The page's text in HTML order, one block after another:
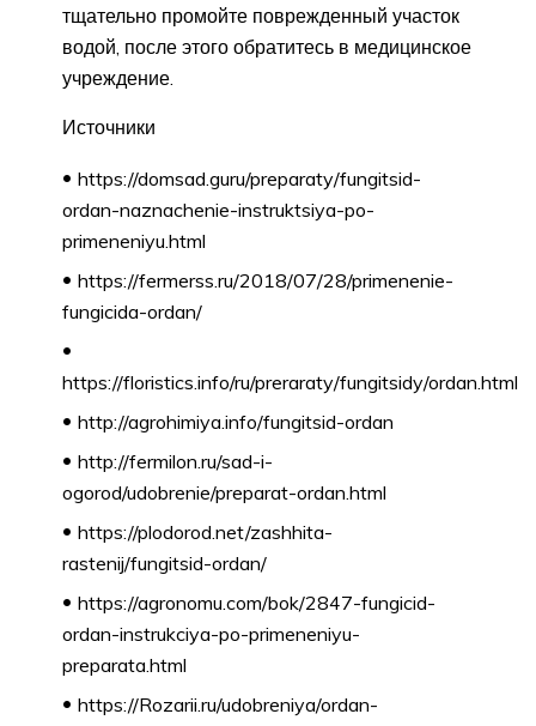
тщательно промойте поврежденный участок
водой, после этого обратитесь в медицинское
учреждение.
Источники
https://domsad.guru/preparaty/fungitsid-
ordan-naznachenie-instruktsiya-po-
primeneniyu.html
https://fermerss.ru/2018/07/28/primenenie-
fungicida-ordan/
https://floristics.info/ru/preraraty/fungitsidy/ordan.html
http://agrohimiya.info/fungitsid-ordan
http://fermilon.ru/sad-i-
ogorod/udobrenie/preparat-ordan.html
https://plodorod.net/zashhita-
rastenij/fungitsid-ordan/
https://agronomu.com/bok/2847-fungicid-
ordan-instrukciya-po-primeneniyu-
preparata.html
https://Rozarii.ru/udobreniya/ordan-